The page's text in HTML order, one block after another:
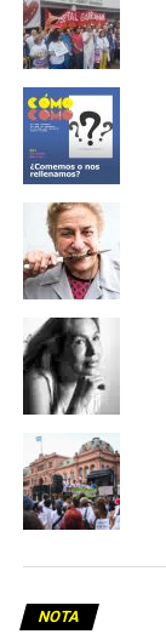
NOTA